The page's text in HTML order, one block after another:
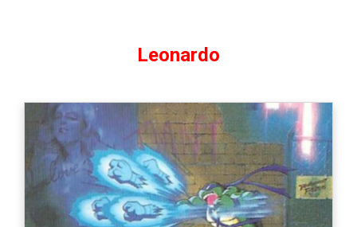
Leonardo